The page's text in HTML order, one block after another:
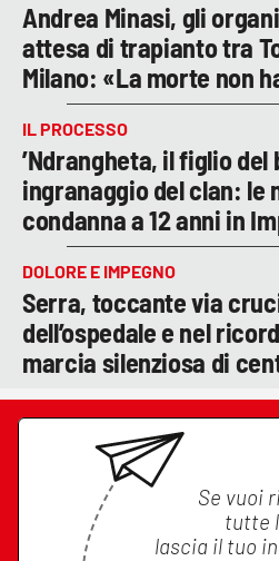
Andrea Minasi, gli
attesa di trapianto tra
Milano: «La morte non
IL PROCESSO
’Ndrangheta, il figlio del
ingranaggio del clan: le
condanna a 12 anni in
DOLORE E IMPEGNO
Serra, toccante via
dell’ospedale e nel
marcia silenziosa di
Se vuoi
tutte
lascia il tuo